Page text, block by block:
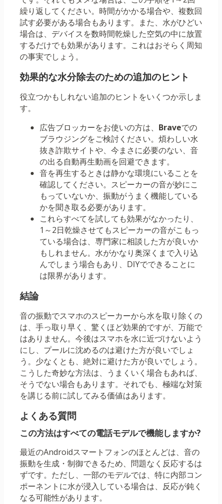
繰り返してください。時間がかかる場合や、複数回
試す必要がある場合もあります。また、水がひどい
場合は、デバイスを数時間乾燥した空気の中に放置
するだけでも効果があります。これはおそらく周知
の事実でしょう。
効果的な水分除去のための追加のヒント
役立つかもしれない追加のヒントをいくつか示しま
す。
広告ブロッカーをお使いの方は、 Braveでの
ブラウジングをご検討ください。煩わしい水
抜き詐欺サイトや、今まさに必要のない、音
の出る自動再生動画を回避できます。
音を再生するときは静かな環境にいることを
確認してください。スピーカーの音が妙にこ
もっていないか、振動がうまく機能している
かを聞き取る必要があります。
これらすべてを試しても効果がなかったり、
1～2日乾燥させてもスピーカーの音がこもっ
ている場合は、専門家に相談した方が良いか
もしれません。水がかなり奥深くまで入り込
んでしまう場合もあり、DIYでできることに
は限界があります。
結論
音の振動でスマホのスピーカーから水を取り除くの
は、手っ取り早く、驚くほど効果的ですが、万能で
はありません。今後はスマホを水に近づけないよう
にし、プールに沈めるのは避けた方が良いでしょ
う。少なくとも、絶対に避けた方が良いでしょう。
こうした奇妙な方法は、うまくいく場合もあれば、
そうでない場合もあります。それでも、極端な対策
を講じる前に試してみる価値はあります。
よくある質問
この方法はすべての電話モデルで機能しますか?
最近のAndroidスマートフォンのほとんどは、音の
振動を生成・制御できるため、問題なく反応するは
ずです。ただし、一部のモデルでは、特に内部コン
ポーネントに水が浸入している場合は、反応が鈍く
なる可能性があります。